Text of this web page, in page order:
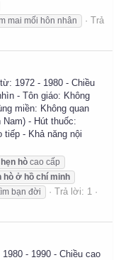
mai mối hôn nhân
Trả
1972 - 1980 - Chiều
- Tôn giáo: Không
miền: Không quan
- Hút thuốc:
tiếp - Khả năng nội
hẹn hò cao cấp
hò ở hồ chí minh
bạn đời
Trả lời: 1
- 1990 - Chiều cao